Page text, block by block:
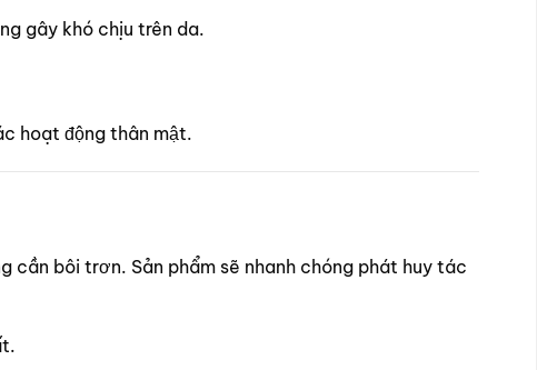
gây khó chịu trên da.
hoạt động thân mật.
cần bôi trơn. Sản phẩm sẽ nhanh chóng phát huy tác